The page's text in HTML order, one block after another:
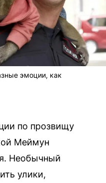
эмоции, как
по прозвищу
Меймун
Необычный
улики,